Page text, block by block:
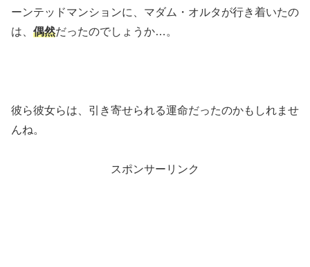
ーンテッドマンションに、マダム・オルタが行き着いたの
は、 偶然だったのでしょうか…。
彼ら彼女らは、引き寄せられる運命だったのかもしれませ
んね。
スポンサーリンク